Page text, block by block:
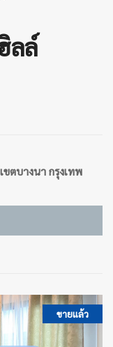
ลล์
ตบางนา กรุงเทพ
ขายแล้ว